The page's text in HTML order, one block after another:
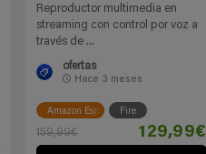
Reproductor multimedia en
streaming con control por voz a
través de ...
ofertas
Hace 3 meses
Amazon España Fire
159,99€ 129,99€